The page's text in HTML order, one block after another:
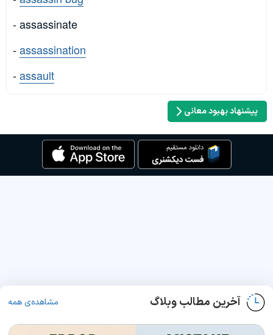
- assassinate
-assassination
-assault
پیشنهاد بهبود معانی
آخرین مطالب وبلاگ مشاهده‌ی همه